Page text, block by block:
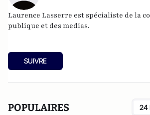
Laurence Lasserre est spécialiste de la
publique et des medias.
SUIVRE
POPULAIRES 24